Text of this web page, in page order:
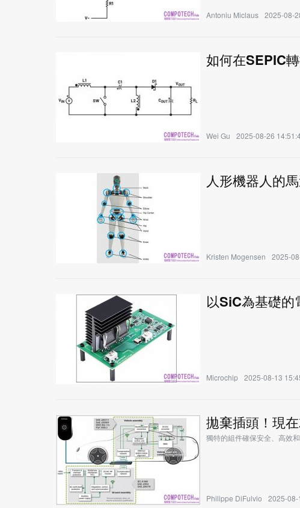
Antoniu Miclaus 2025-08-
如何在SEPIC
Wei Gu 2025-08-26
人形機器人的
Kristen Mogensen 2025-
以SiC為基礎
Microchip 2025-08-13
拋棄插頭！現
獨特的組件確保安全、高效
Philippe DiFulvio 2025-08-